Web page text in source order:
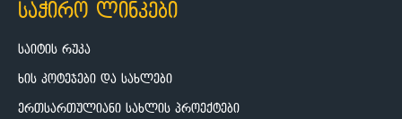
საჭირო ლინკები
საიტის რუკა
ხის კოტეჯები და სახლები
ერთსართულიანი სახლის პროექტები